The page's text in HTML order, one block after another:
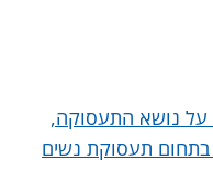
על נושא התעסוקה,
בתחום תעסוקת נשים